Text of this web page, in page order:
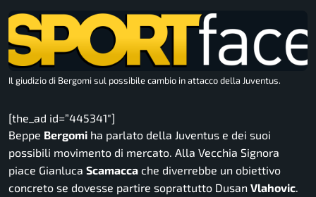
Il giudizio di Bergomi sul possibile cambio in attacco della Juventus.
[the_ad id=”445341″]
Beppe Bergomi ha parlato della Juventus e dei suoi
possibili movimento di mercato. Alla Vecchia Signora
piace Gianluca Scamacca che diverrebbe un obiettivo
concreto se dovesse partire soprattutto Dusan Vlahovic